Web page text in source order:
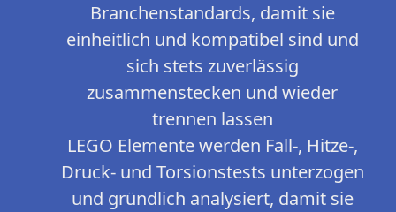
Branchenstandards, damit sie
einheitlich und kompatibel sind und
sich stets zuverlässig
zusammenstecken und wieder
trennen lassen
LEGO Elemente werden Fall-, Hitze-,
Druck- und Torsionstests unterzogen
und gründlich analysiert, damit sie